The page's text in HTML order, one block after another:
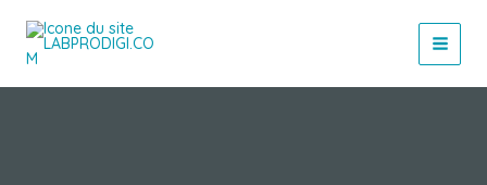
contenu